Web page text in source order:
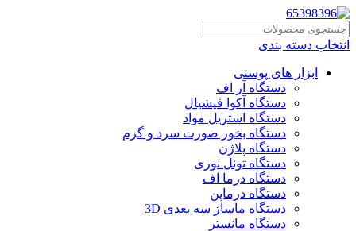
انتخاب دسته بندی
ابزار های پوستی
دستگاه آر اف
دستگاه آکوا فیشیال
دستگاه استریل مواد
دستگاه بخور صورت سرد و گرم
دستگاه پلاژن
دستگاه تونل نوری
دستگاه درما اف
دستگاه درماپن
دستگاه ماساژ سه بعدی 3D
دستگاه مانستر